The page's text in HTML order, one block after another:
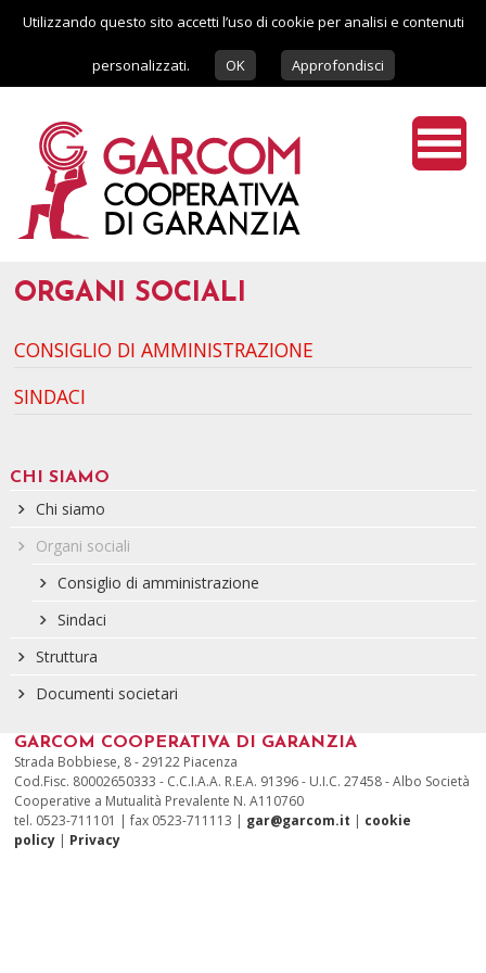
Utilizzando questo sito accetti l’uso di cookie per analisi e contenuti
personalizzati. OK Approfondisci
ORGANI SOCIALI
CONSIGLIO DI AMMINISTRAZIONE
SINDACI
CHI SIAMO
Chi siamo
Organi sociali
Consiglio di amministrazione
Sindaci
Struttura
Documenti societari
GARCOM COOPERATIVA DI GARANZIA
Strada Bobbiese, 8 - 29122 Piacenza
Cod.Fisc. 80002650333 - C.C.I.A.A. R.E.A. 91396 - U.I.C. 27458 - Albo Società
Cooperative a Mutualità Prevalente N. A110760
tel. 0523-711101 | fax 0523-711113 | gar@garcom.it | cookie
policy | Privacy